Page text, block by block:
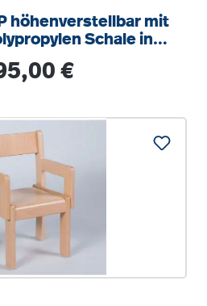
höhenverstellbar mit
Schale in
Preis:
€